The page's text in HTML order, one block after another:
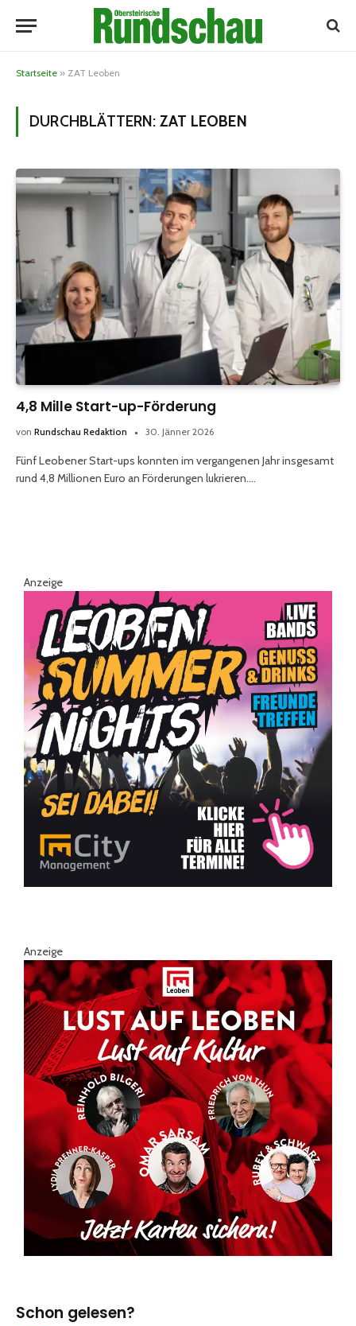
Startseite » ZAT Leoben
DURCHBLÄTTERN: ZAT LEOBEN
4,8 Mille Start-up-Förderung
von Rundschau Redaktion 30. Jänner 2026
Fünf Leobener Start-ups konnten im vergangenen Jahr insgesamt
rund 4,8 Millionen Euro an Förderungen lukrieren.…
Anzeige
Anzeige
Schon gelesen?